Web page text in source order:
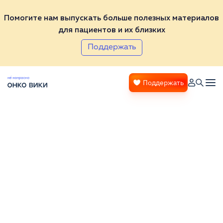
Помогите нам выпускать больше полезных материалов
для пациентов и их близких
Поддержать
Поддержать